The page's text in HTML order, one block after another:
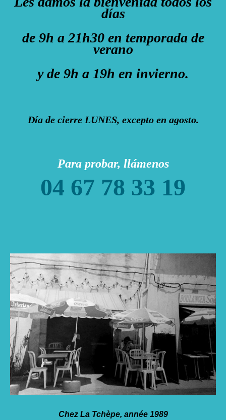
días
de 9h a 21h30 en temporada de
verano
y de 9h a 19h en invierno.
Día de cierre LUNES, excepto en agosto.
Para probar, llámenos
04 67 78 33 19
Chez La Tchèpe, année 1989